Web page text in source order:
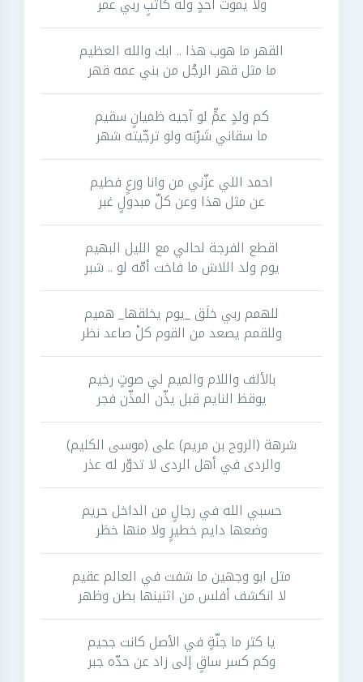
القهر ما هوب هذا .. ابك والله العظيم
ما مثل قهر الرجُل من بني عمه قهر
كم ولدٍ عمٍّ لو آجيه ظميانٍ سقيم
ما سقاني شَرْبَه ولو ترجّيته شهر
احمد اللي عزّني من وانا ورعٍ فطيم
عن مثل هذا وعن كلّ مبدولٍ غبر
اقطع الفرجة لحالي مع الليل البهيم
يوم ولد اللاش ما فاخت أمّه لو .. شبر
للهمم ربي خلَق _يوم يخلقها_ هميم
وللقمم يصعد من القوم كلْ صاعد نظر
بالألف واللام والميم لي صوتٍ رخيم
يوقظ النايم قبل يذّن المذّن فجر
شرهة (الروح بن مريم) على (موسى الكليم)
والردى في أهل الردى لا تدوّر له عذر
حسبي الله في رجالٍ من الداخل حريم
وضعها دايم خطيرٍ ولا منها خطَر
مثل ابو وجهين ما شفت في العالم عقيم
لا انكشف أفلس من اثنينها بطن وظهر
يا كثر ما جنّةٍ في الأصل كانت جحيم
وكم كسر ساقٍ إلى زاد عن حدّه جبر